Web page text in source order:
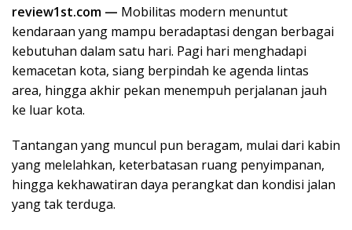
review1st.com — Mobilitas modern menuntut
kendaraan yang mampu beradaptasi dengan berbagai
kebutuhan dalam satu hari. Pagi hari menghadapi
kemacetan kota, siang berpindah ke agenda lintas
area, hingga akhir pekan menempuh perjalanan jauh
ke luar kota.
Tantangan yang muncul pun beragam, mulai dari kabin
yang melelahkan, keterbatasan ruang penyimpanan,
hingga kekhawatiran daya perangkat dan kondisi jalan
yang tak terduga.